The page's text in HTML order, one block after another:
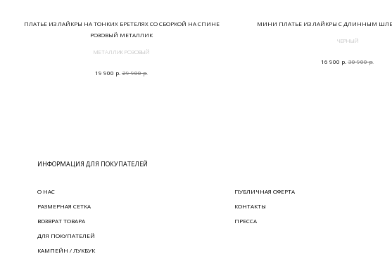
ПЛАТЬЕ ИЗ ЛАЙКРЫ НА ТОНКИХ БРЕТЕЛЯХ СО СБОРКОЙ НА СПИНЕ
РОЗОВЫЙ МЕТАЛЛИК
МЕТАЛЛИК РОЗОВЫЙ
19 900 р. 29 900р.
МИНИ ПЛАТЬЕ ИЗ ЛАЙКРЫ С ДЛИННЫМ
ЧЕРНЫЙ
16 900 р. 30 900р.
КОНТАКТЫ
ПРЕССА
ВОЗВРАТ ТОВАРА
ДЛЯ ПОКУПАТЕЛЕЙ
О НАС
РАЗМЕРНАЯ СЕТКА
ИНФОРМАЦИЯ ДЛЯ ПОКУПАТЕЛЕЙ
ПУБЛИЧНАЯ ОФЕРТА
КАМПЕЙН / ЛУКБУК